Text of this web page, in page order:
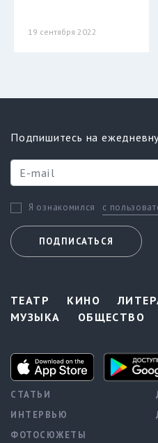
19 сентября 2022
Подпишитесь на
Я ознакомился с
ПОДПИСАТЬСЯ
ТЕАТР КИНО
МУЗЫКА
ОБЩЕСТВО
СТАТЬИ
ИНТЕРВЬЮ
ФОТОСЮЖЕТЫ